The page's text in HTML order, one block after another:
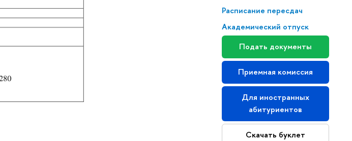
Расписание пересдач
Академический отпуск
Подать документы
Приемная комиссия
Для иностранных
абитуриентов
Скачать буклет